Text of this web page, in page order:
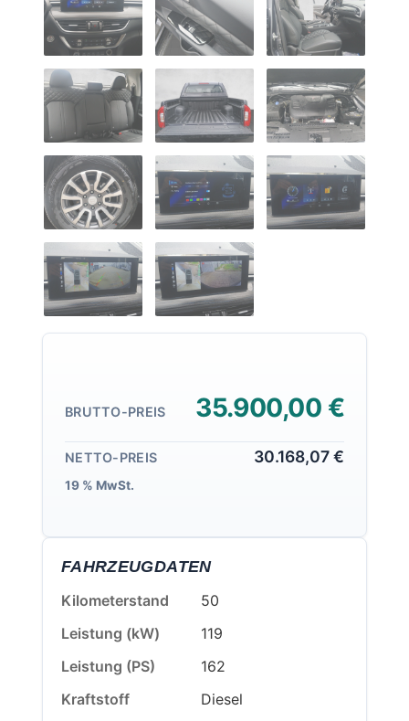
BRUTTO-PREIS 35.900,00 €
NETTO-PREIS 30.168,07 €
19 % MwSt.
FAHRZEUGDATEN
Kilometerstand
50
Leistung (kW)
119
Leistung (PS)
162
Kraftstoff
Diesel